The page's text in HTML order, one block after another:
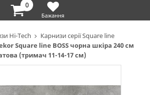
Hi-Tech
Карнизи серії Square line
Square line BOSS чорна шкіра 240 см
(тримач 11-14-17 см)
0
Бажання